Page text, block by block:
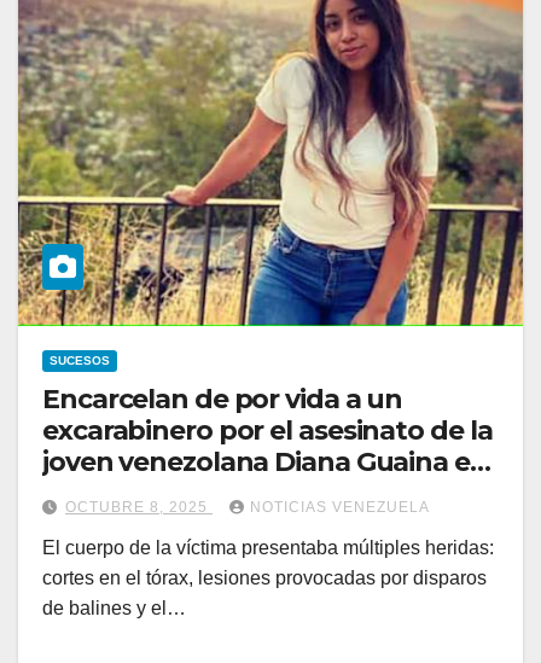
SUCESOS
Encarcelan de por vida a un
excarabinero por el asesinato de la
joven venezolana Diana Guaina en
Chile
OCTUBRE 8, 2025 NOTICIAS VENEZUELA
El cuerpo de la víctima presentaba múltiples heridas:
cortes en el tórax, lesiones provocadas por disparos
de balines y el…